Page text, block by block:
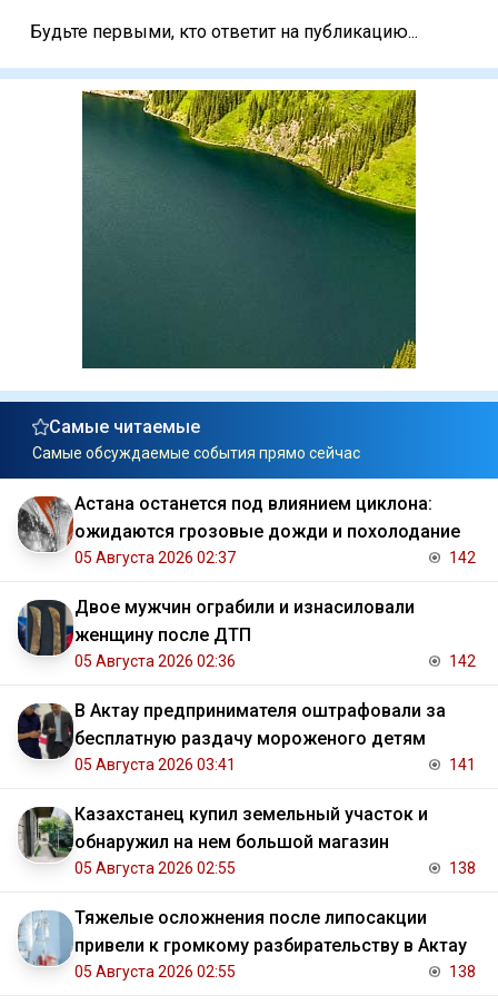
Будьте первыми, кто ответит на публикацию...
Самые читаемые
Самые обсуждаемые события прямо сейчас
Астана останется под влиянием циклона:
ожидаются грозовые дожди и похолодание
05 Августа 2026 02:37 142
Двое мужчин ограбили и изнасиловали
женщину после ДТП
05 Августа 2026 02:36 142
В Актау предпринимателя оштрафовали за
бесплатную раздачу мороженого детям
05 Августа 2026 03:41 141
Казахстанец купил земельный участок и
обнаружил на нем большой магазин
05 Августа 2026 02:55 138
Тяжелые осложнения после липосакции
привели к громкому разбирательству в Актау
05 Августа 2026 02:55 138